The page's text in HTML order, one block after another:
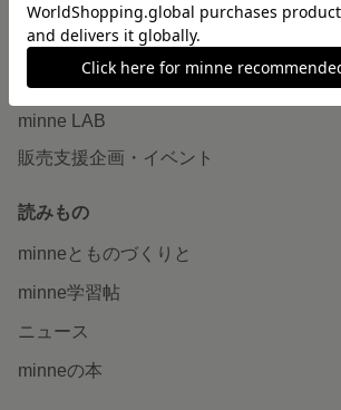
ヴィンテージ販売
ダウンロード販売
minne PLUS
minne LAB
販売支援企画・イベント
読みもの
minneとものづくりと
minne学習帖
ニュース
minneの本